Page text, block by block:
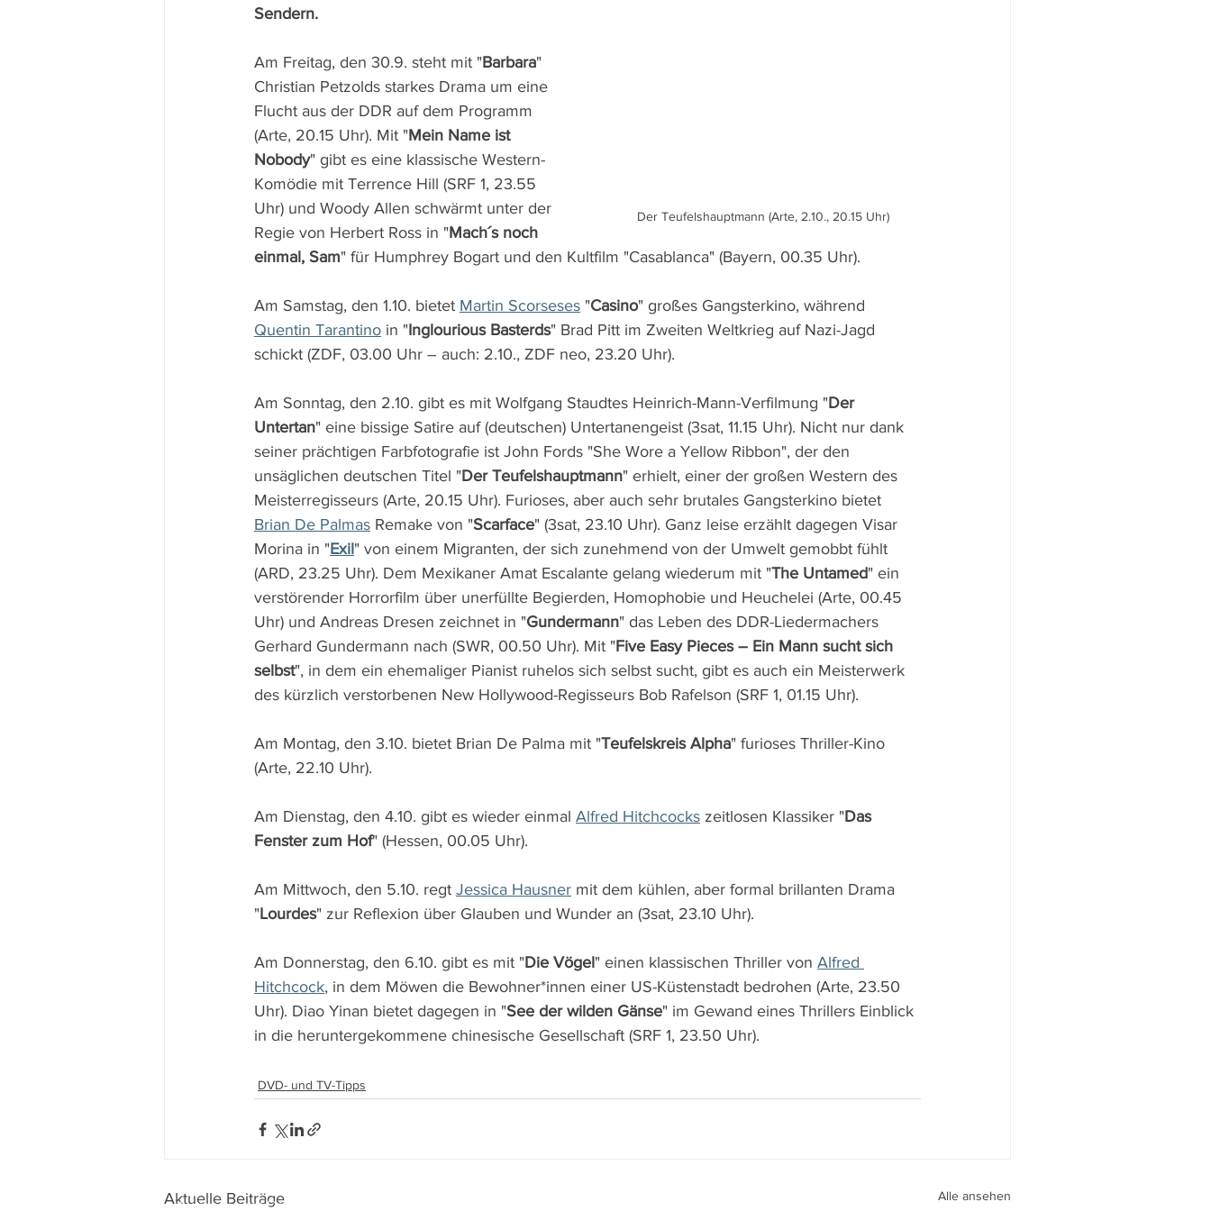
Der Teufelshauptmann (Arte, 2.10., 20.15 Uhr)
Sendern.
Am Freitag, den 30.9. steht mit "Barbara"
Christian Petzolds starkes Drama um eine
Flucht aus der DDR auf dem Programm
(Arte, 20.15 Uhr). Mit "Mein Name ist
Nobody" gibt es eine klassische Western-
Komödie mit Terrence Hill (SRF 1, 23.55
Uhr) und Woody Allen schwärmt unter der
Regie von Herbert Ross in "Mach´s noch
einmal, Sam" für Humphrey Bogart und den Kultfilm "Casablanca" (Bayern, 00.35 Uhr).
Am Samstag, den 1.10. bietet Martin Scorseses "Casino" großes Gangsterkino, während
Quentin Tarantino in "Inglourious Basterds" Brad Pitt im Zweiten Weltkrieg auf Nazi-Jagd
schickt (ZDF, 03.00 Uhr – auch: 2.10., ZDF neo, 23.20 Uhr).
Am Sonntag, den 2.10. gibt es mit Wolfgang Staudtes Heinrich-Mann-Verfilmung "Der
Untertan" eine bissige Satire auf (deutschen) Untertanengeist (3sat, 11.15 Uhr). Nicht nur dank
seiner prächtigen Farbfotografie ist John Fords "She Wore a Yellow Ribbon", der den
unsäglichen deutschen Titel "Der Teufelshauptmann" erhielt, einer der großen Western des
Meisterregisseurs (Arte, 20.15 Uhr). Furioses, aber auch sehr brutales Gangsterkino bietet
Brian De Palmas Remake von "Scarface" (3sat, 23.10 Uhr). Ganz leise erzählt dagegen Visar
Morina in "Exil" von einem Migranten, der sich zunehmend von der Umwelt gemobbt fühlt
(ARD, 23.25 Uhr). Dem Mexikaner Amat Escalante gelang wiederum mit "The Untamed" ein
verstörender Horrorfilm über unerfüllte Begierden, Homophobie und Heuchelei (Arte, 00.45
Uhr) und Andreas Dresen zeichnet in "Gundermann" das Leben des DDR-Liedermachers
Gerhard Gundermann nach (SWR, 00.50 Uhr). Mit "Five Easy Pieces – Ein Mann sucht sich
selbst", in dem ein ehemaliger Pianist ruhelos sich selbst sucht, gibt es auch ein Meisterwerk
des kürzlich verstorbenen New Hollywood-Regisseurs Bob Rafelson (SRF 1, 01.15 Uhr).
Am Montag, den 3.10. bietet Brian De Palma mit "Teufelskreis Alpha" furioses Thriller-Kino
(Arte, 22.10 Uhr).
Am Dienstag, den 4.10. gibt es wieder einmal Alfred Hitchcocks zeitlosen Klassiker "Das
Fenster zum Hof" (Hessen, 00.05 Uhr).
Am Mittwoch, den 5.10. regt Jessica Hausner mit dem kühlen, aber formal brillanten Drama
"Lourdes" zur Reflexion über Glauben und Wunder an (3sat, 23.10 Uhr).
Am Donnerstag, den 6.10. gibt es mit "Die Vögel" einen klassischen Thriller von Alfred
Hitchcock, in dem Möwen die Bewohner*innen einer US-Küstenstadt bedrohen (Arte, 23.50
Uhr). Diao Yinan bietet dagegen in "See der wilden Gänse" im Gewand eines Thrillers Einblick
in die heruntergekommene chinesische Gesellschaft (SRF 1, 23.50 Uhr).
DVD- und TV-Tipps
Aktuelle Beiträge Alle ansehen
Impressum IDatenschutz walter.gasperi@film-netz.com